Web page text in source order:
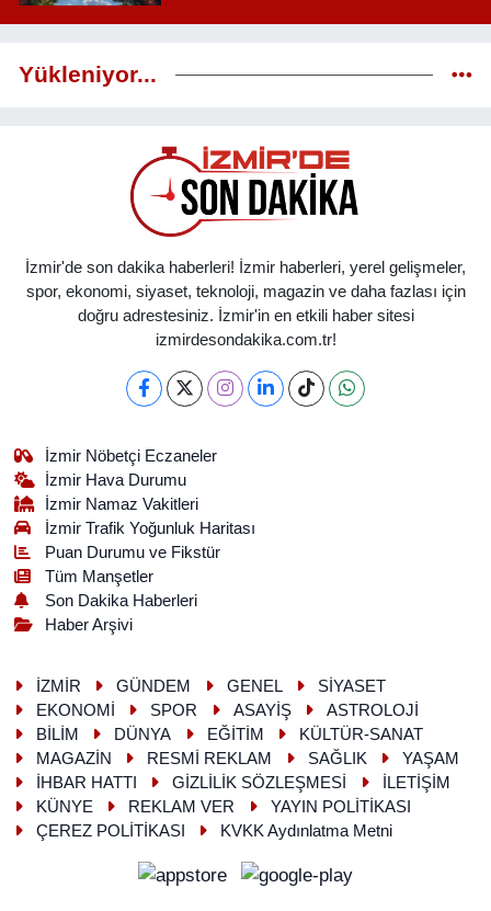
Yükleniyor...
İzmir'de son dakika haberleri! İzmir haberleri, yerel gelişmeler,
spor, ekonomi, siyaset, teknoloji, magazin ve daha fazlası için
doğru adrestesiniz. İzmir'in en etkili haber sitesi
izmirdesondakika.com.tr!
İzmir Nöbetçi Eczaneler
İzmir Hava Durumu
İzmir Namaz Vakitleri
İzmir Trafik Yoğunluk Haritası
Puan Durumu ve Fikstür
Tüm Manşetler
Son Dakika Haberleri
Haber Arşivi
İZMİR GÜNDEM GENEL
SİYASET
EKONOMİ
SPOR ASAYİŞ
ASTROLOJİ
BİLİM
DÜNYA EĞİTİM
KÜLTÜR-SANAT
MAGAZİN
RESMİ REKLAM SAĞLIK
YAŞAM
İHBAR HATTI
GİZLİLİK SÖZLEŞMESİ
İLETİŞİM
KÜNYE
REKLAM VER
YAYIN POLİTİKASI
ÇEREZ POLİTİKASI
KVKK Aydınlatma Metni